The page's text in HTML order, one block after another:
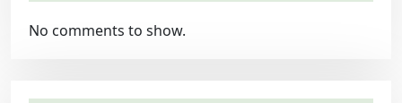
No comments to show.